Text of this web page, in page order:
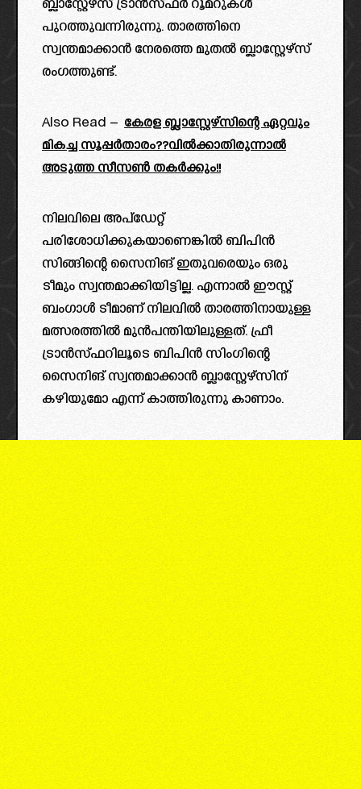
ബ്ലാസ്റ്റേഴ്‌സ് ട്രാൻസ്ഫർ റൂമറുകൾ
പുറത്തുവന്നിരുന്നു. താരത്തിനെ
സ്വന്തമാക്കാൻ നേരത്തെ മുതൽ ബ്ലാസ്റ്റേഴ്‌സ്
രംഗത്തുണ്ട്.
Also Read – കേരള ബ്ലാസ്റ്റേഴ്സിന്റെ ഏറ്റവും
മികച്ച സൂപ്പർതാരം??വിൽക്കാതിരുന്നാൽ
അടുത്ത സീസൺ തകർക്കും!!
നിലവിലെ അപ്ഡേറ്റ്
പരിശോധിക്കുകയാണെങ്കിൽ ബിപിൻ
സിങ്ങിന്റെ സൈനിങ് ഇതുവരെയും ഒരു
ടീമും സ്വന്തമാക്കിയിട്ടില്ല. എന്നാൽ ഈസ്റ്റ്‌
ബംഗാൾ ടീമാണ് നിലവിൽ താരത്തിനായുള്ള
മത്സരത്തിൽ മുൻപന്തിയിലുള്ളത്. ഫ്രീ
ട്രാൻസ്ഫറിലൂടെ ബിപിൻ സിംഗിന്റെ
സൈനിങ് സ്വന്തമാക്കാൻ ബ്ലാസ്റ്റേഴ്സിന്
കഴിയുമോ എന്ന് കാത്തിരുന്നു കാണാം.